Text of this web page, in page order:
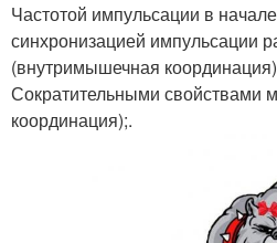
Частотой импульсации в
синхронизацией импульсации
(внутримышечная
Сократительными
координация);.